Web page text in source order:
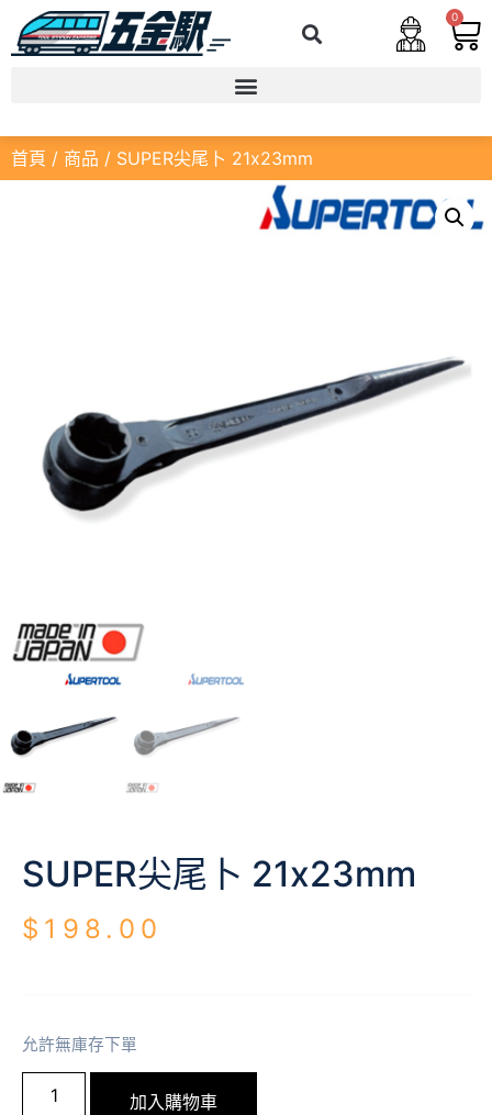
0
首頁 / 商品 / SUPER尖尾卜 21x23mm
SUPER尖尾卜 21x23mm
$ 198.00
允許無庫存下單
加入購物車